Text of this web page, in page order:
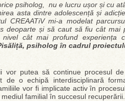
psiholog, nu e lucru ușor și cu
asta dintre adolescență și
CREAATiV mi-a modelat
deoparte și să caut să fiu cât mai
cât mai profund experiența
psiholog în cadrul
vor putea să continue procesul
de o echipă interdisciplinară
vor fi implicate activ în
familial în succesul recuperării.